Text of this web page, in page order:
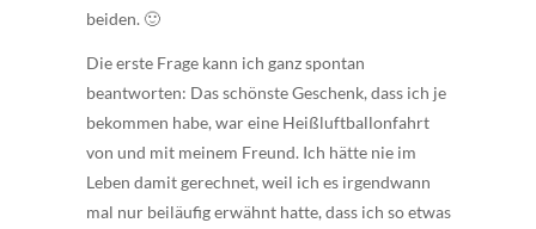
beiden. 🙂
Die erste Frage kann ich ganz spontan
beantworten: Das schönste Geschenk, dass ich je
bekommen habe, war eine Heißluftballonfahrt
von und mit meinem Freund. Ich hätte nie im
Leben damit gerechnet, weil ich es irgendwann
mal nur beiläufig erwähnt hatte, dass ich so etwas